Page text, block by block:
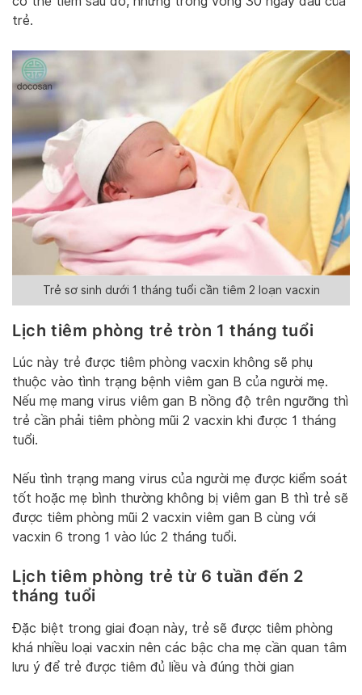
trẻ.
Trẻ sơ sinh dưới 1 tháng tuổi cần tiêm 2 loạn vacxin
Lịch tiêm phòng trẻ tròn 1 tháng tuổi
Lúc này trẻ được tiêm phòng vacxin không sẽ phụ
thuộc vào tình trạng bệnh viêm gan B của người mẹ.
Nếu mẹ mang virus viêm gan B nồng độ trên ngưỡng thì
trẻ cần phải tiêm phòng mũi 2 vacxin khi được 1 tháng
tuổi.
Nếu tình trạng mang virus của người mẹ được kiểm soát
tốt hoặc mẹ bình thường không bị viêm gan B thì trẻ sẽ
được tiêm phòng mũi 2 vacxin viêm gan B cùng với
vacxin 6 trong 1 vào lúc 2 tháng tuổi.
Lịch tiêm phòng trẻ từ 6 tuần đến 2
tháng tuổi
Đặc biệt trong giai đoạn này, trẻ sẽ được tiêm phòng
khá nhiều loại vacxin nên các bậc cha mẹ cần quan tâm
lưu ý để trẻ được tiêm đủ liều và đúng thời gian